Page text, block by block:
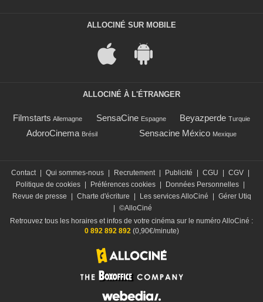
ALLOCINÉ SUR MOBILE
ALLOCINÉ À L'ÉTRANGER
Filmstarts Allemagne SensaCine Espagne Beyazperde Turquie
AdoroCinema Brésil Sensacine México Mexique
Contact Qui sommes-nous Recrutement Publicité CGU CGV
Politique de cookies
Préférences cookies Données Personnelles
Revue de presse
Charte d'écriture Les services AlloCiné
Gérer Utiq
©AlloCiné
Retrouvez tous les horaires et infos de votre cinéma sur le numéro AlloCiné :
0 892 892 892(0,90€/minute)